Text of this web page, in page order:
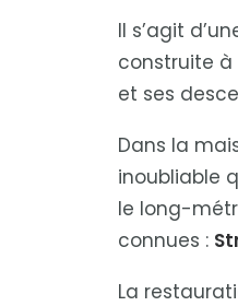
Il s’agit
construite à
et ses
Dans la
inoubliable
le long-
connues :
La